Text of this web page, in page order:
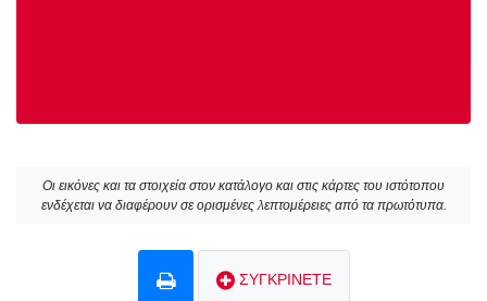
Οι εικόνες και τα στοιχεία στον κατάλογο και στις κάρτες του ιστότοπου
ενδέχεται να διαφέρουν σε ορισμένες λεπτομέρειες από τα πρωτότυπα.
ΣΥΓΚΡΙΝΕΤΕ